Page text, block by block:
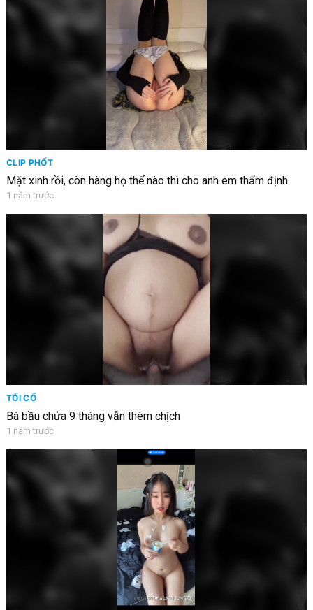
CLIP PHỐT
Mặt xinh rồi, còn hàng họ thế nào thì cho anh em thẩm định
1 năm trước
TỐI CỔ
Bà bầu chửa 9 tháng vẫn thèm chịch
1 năm trước